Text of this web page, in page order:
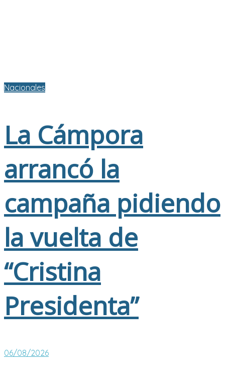
Nacionales
La Cámpora
arrancó la
campaña pidiendo
la vuelta de
“Cristina
Presidenta”
06/08/2026